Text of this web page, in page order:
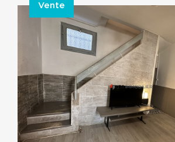
Vente